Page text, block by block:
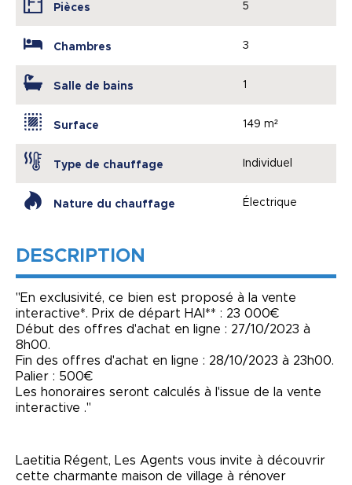
Pièces 5
Chambres 3
Salle de bains 1
Surface 149 m²
Type de chauffage Individuel
Nature du chauffage Électrique
DESCRIPTION
"En exclusivité, ce bien est proposé à la vente
interactive*. Prix de départ HAI** : 23 000€
Début des offres d'achat en ligne : 27/10/2023 à
8h00.
Fin des offres d'achat en ligne : 28/10/2023 à 23h00.
Palier : 500€
Les honoraires seront calculés à l'issue de la vente
interactive ."
Laetitia Régent, Les Agents vous invite à découvrir
cette charmante maison de village à rénover